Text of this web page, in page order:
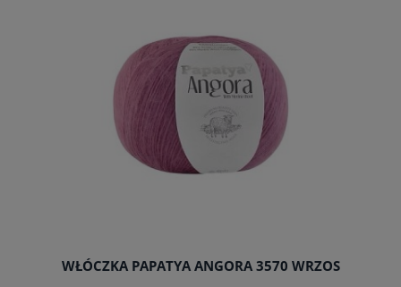
WŁÓCZKA PAPATYA ANGORA 3570 WRZOS